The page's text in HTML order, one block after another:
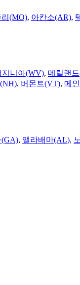
리(MO), 아칸소(AR),
지니아(WV), 메릴랜
, 버몬트(VT), 메
(GA), 앨라배마(AL),